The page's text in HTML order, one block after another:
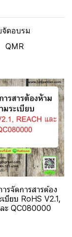
จัดอบรม
QMR
รจัดการสารต้อง
บียบ RoHS V2.1,
ะ QC080000